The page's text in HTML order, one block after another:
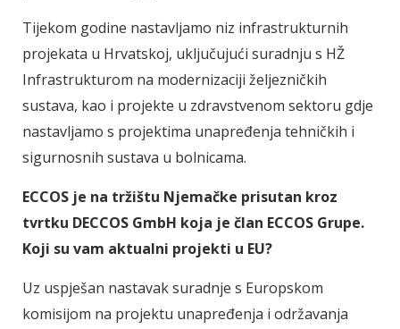
Tijekom godine nastavljamo niz infrastrukturnih
projekata u Hrvatskoj, uključujući suradnju s HŽ
Infrastrukturom na modernizaciji željezničkih
sustava, kao i projekte u zdravstvenom sektoru gdje
nastavljamo s projektima unapređenja tehničkih i
sigurnosnih sustava u bolnicama.
ECCOS je na tržištu Njemačke prisutan kroz
tvrtku DECCOS GmbH koja je član ECCOS Grupe.
Koji su vam aktualni projekti u EU?
Uz uspješan nastavak suradnje s Europskom
komisijom na projektu unapređenja i održavanja